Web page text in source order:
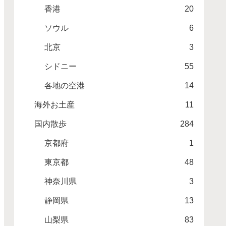
香港 20
ソウル 6
北京 3
シドニー 55
各地の空港 14
海外お土産 11
国内散歩 284
京都府 1
東京都 48
神奈川県 3
静岡県 13
山梨県 83